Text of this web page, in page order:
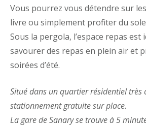
Vous pourrez vous détendre sur
livre ou simplement profiter du
Sous la pergola, l’espace repas est
savourer des repas en plein air et
soirées d’été.
Situé dans un quartier résidentiel très
stationnement gratuite sur place.
La gare de Sanary se trouve à 5